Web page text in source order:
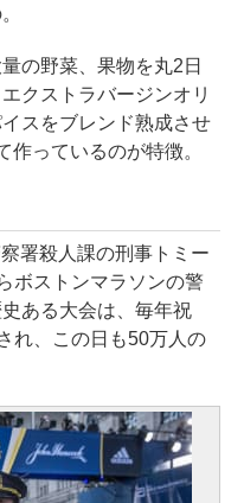
の野菜、果物を丸2日
クストラバージンオリ
スをブレンド熟成させ
っているのが特徴。
署殺人課の刑事トミー
ボストンマラソンの警
ある大会は、毎年祝
れ、この日も50万人の